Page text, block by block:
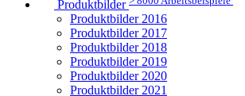
Produktbilder
Produktbilder 2016
Produktbilder 2017
Produktbilder 2018
Produktbilder 2019
Produktbilder 2020
Produktbilder 2021